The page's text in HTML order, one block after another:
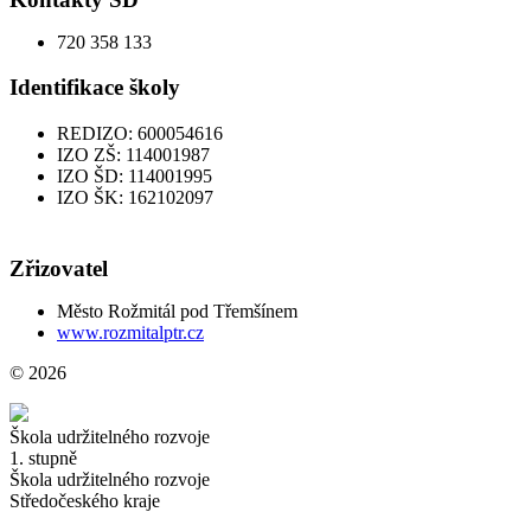
720 358 133
Identifikace školy
REDIZO: 600054616
IZO ZŠ: 114001987
IZO ŠD: 114001995
IZO ŠK: 162102097
Zřizovatel
Město Rožmitál pod Třemšínem
www.rozmitalptr.cz
© 2026
Škola udržitelného rozvoje
1. stupně
Škola udržitelného rozvoje
Středočeského kraje